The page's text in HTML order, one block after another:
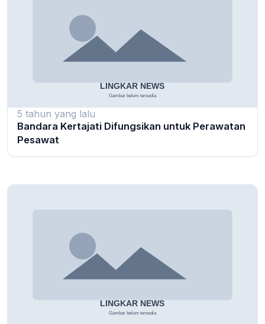
5 tahun yang lalu
Bandara Kertajati Difungsikan untuk Perawatan
Pesawat